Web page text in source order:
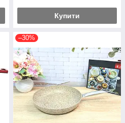
Купити
–30%